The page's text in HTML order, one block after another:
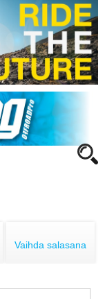
Vaihda salasana